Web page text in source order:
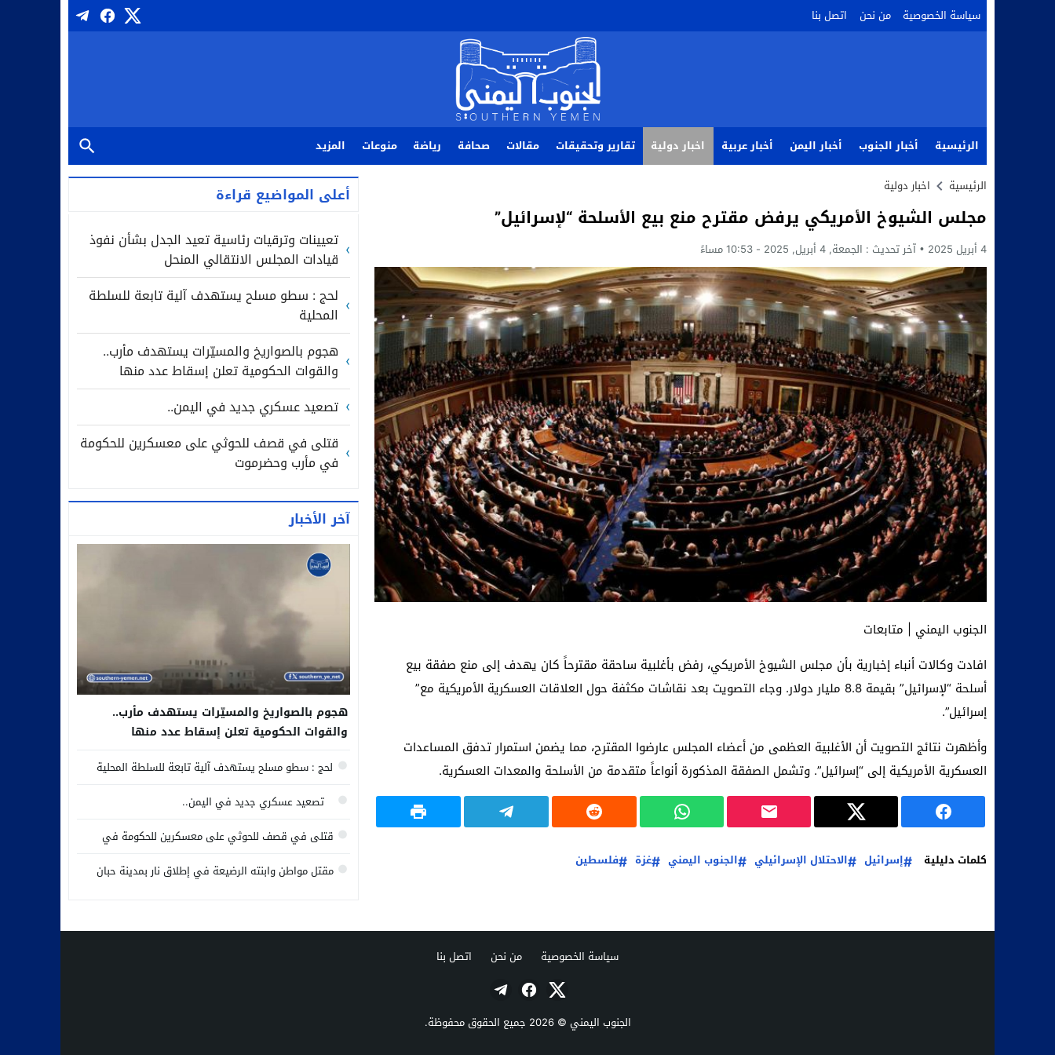
سياسة الخصوصية من نحن اتصل بنا
الرئيسية أخبار الجنوب أخبار اليمن أخبار عربية اخبار دولية تقارير وتحقيقات مقالات صحافة رياضة منوعات المزيد
الرئيسية اخبار دولية
مجلس الشيوخ الأمريكي يرفض مقترح منع بيع الأسلحة “لإسرائيل”
4 أبريل 2025 آخر تحديث : الجمعة, 4 أبريل, 2025 - 10:53 مساءً
الجنوب اليمني | متابعات
افادت وكالات أنباء إخبارية بأن مجلس الشيوخ الأمريكي، رفض بأغلبية ساحقة مقترحاً كان يهدف إلى منع صفقة بيع
أسلحة “لإسرائيل” بقيمة 8.8 مليار دولار. وجاء التصويت بعد نقاشات مكثفة حول العلاقات العسكرية الأمريكية مع”
إسرائيل”.
وأظهرت نتائج التصويت أن الأغلبية العظمى من أعضاء المجلس عارضوا المقترح، مما يضمن استمرار تدفق المساعدات
العسكرية الأمريكية إلى “إسرائيل”. وتشمل الصفقة المذكورة أنواعاً متقدمة من الأسلحة والمعدات العسكرية.
كلمات دليلية إسرائيل الاحتلال الإسرائيلي الجنوب اليمني غزة فلسطين
أعلى المواضيع قراءة
تعيينات وترقيات رئاسية تعيد الجدل بشأن نفوذ
قيادات المجلس الانتقالي المنحل
لحج : سطو مسلح يستهدف آلية تابعة للسلطة
المحلية
هجوم بالصواريخ والمسيّرات يستهدف مأرب..
والقوات الحكومية تعلن إسقاط عدد منها
تصعيد عسكري جديد في اليمن..
قتلى في قصف للحوثي على معسكرين للحكومة
في مأرب وحضرموت
آخر الأخبار
هجوم بالصواريخ والمسيّرات يستهدف مأرب..
والقوات الحكومية تعلن إسقاط عدد منها
لحج : سطو مسلح يستهدف آلية تابعة للسلطة المحلية
تصعيد عسكري جديد في اليمن..
قتلى في قصف للحوثي على معسكرين للحكومة في
مقتل مواطن وابنته الرضيعة في إطلاق نار بمدينة حبان
سياسة الخصوصية من نحن اتصل بنا
الجنوب اليمني © 2026 جميع الحقوق محفوظة.